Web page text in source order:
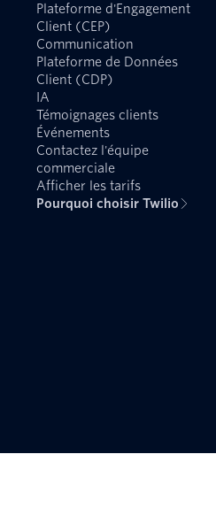
Plateforme d'Engagement
Client (CEP)
Communication
Plateforme de Données
Client (CDP)
IA
Témoignages clients
Événements
Contactez l'équipe
commerciale
Afficher les tarifs
Pourquoi choisir Twilio